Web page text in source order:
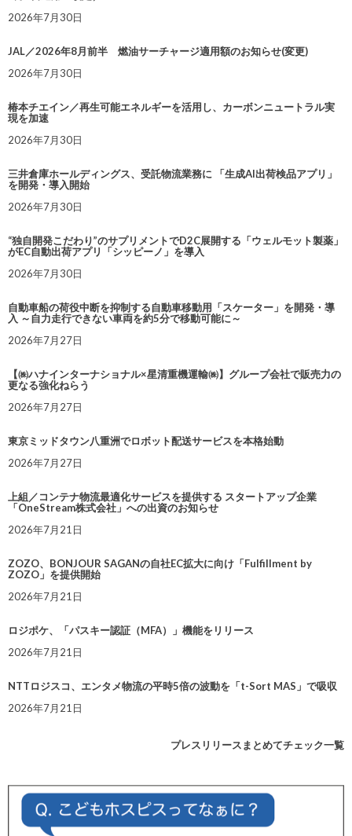
2026年7月30日
JAL／2026年8月前半 燃油サーチャージ適用額のお知らせ(変更)
2026年7月30日
椿本チエイン／再生可能エネルギーを活用し、カーボンニュートラル実
現を加速
2026年7月30日
三井倉庫ホールディングス、受託物流業務に 「生成AI出荷検品アプリ」
を開発・導入開始
2026年7月30日
“独自開発こだわり”のサプリメントでD2C展開する「ウェルモット製薬」
がEC自動出荷アプリ「シッピーノ」を導入
2026年7月30日
自動車船の荷役中断を抑制する自動車移動用「スケーター」を開発・導
入 ～自力走行できない車両を約5分で移動可能に～
2026年7月27日
【㈱ハナインターナショナル×星清重機運輸㈱】グループ会社で販売力の
更なる強化ねらう
2026年7月27日
東京ミッドタウン八重洲でロボット配送サービスを本格始動
2026年7月27日
上組／コンテナ物流最適化サービスを提供する スタートアップ企業
「OneStream株式会社」への出資のお知らせ
2026年7月21日
ZOZO、BONJOUR SAGANの自社EC拡大に向け「Fulfillment by
ZOZO」を提供開始
2026年7月21日
ロジポケ、「パスキー認証（MFA）」機能をリリース
2026年7月21日
NTTロジスコ、エンタメ物流の平時5倍の波動を「t-Sort MAS」で吸収
2026年7月21日
プレスリリースまとめてチェック一覧